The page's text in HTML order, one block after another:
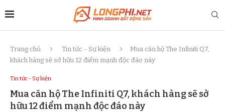
Trang chủ Tin tức - Sự kiện
Mua căn hộ The Infiniti Q7,
khách hàng sẽ sở hữu 12 điểm mạnh độc đáo này
Tin tức - Sự kiện
Mua căn hộ The Infiniti Q7, khách hàng sẽ sở
hữu 12 điểm mạnh độc đáo này